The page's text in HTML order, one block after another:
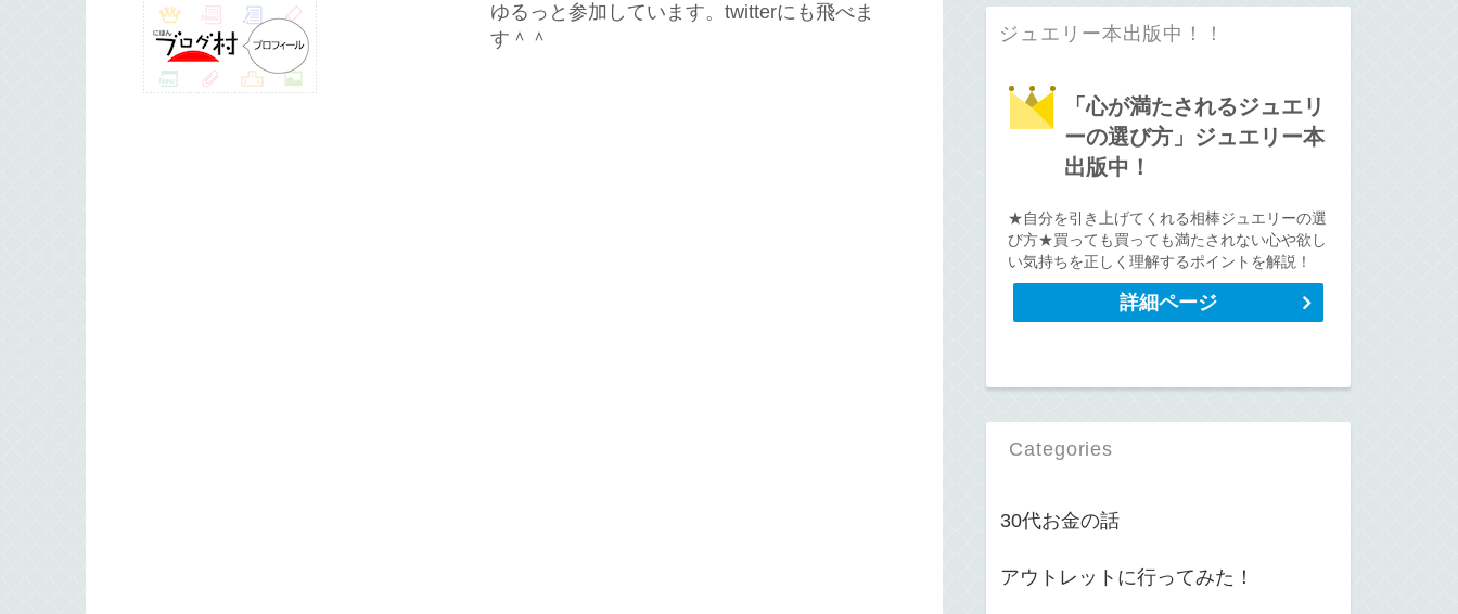
ゆるっと参加しています。twitterにも飛べま
す＾＾
ジュエリー本出版中！！
「心が満たされるジュエリ
ーの選び方」ジュエリー本
出版中！
★自分を引き上げてくれる相棒ジュエリーの選
び方★買っても買っても満たされない心や欲し
い気持ちを正しく理解するポイントを解説！
詳細ページ
Categories
30代お金の話
アウトレットに行ってみた！